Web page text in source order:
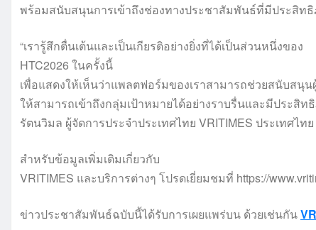
พร้อมสนับสนุนการเข้าถึงช่องทางประชาสัมพันธ์ที่มีประสิท
“เรารู้สึกตื่นเต้นและเป็นเกียรติอย่างยิ่งที่ได้เป็นส่วนหนึ่งของ
HTC2026 ในครั้งนี้
เพื่อแสดงให้เห็นว่าแพลตฟอร์มของเราสามารถช่วยสนับสนุ
ให้สามารถเข้าถึงกลุ่มเป้าหมายได้อย่างราบรื่นและมีประสิท
รัตนวิมล ผู้จัดการประจำประเทศไทย VRITIMES ประเทศไท
สำหรับข้อมูลเพิ่มเติมเกี่ยวกับ
VRITIMES และบริการต่างๆ โปรดเยี่ยมชมที่ https://
ข่าวประชาสัมพันธ์ฉบับนี้ได้รับการเผยแพร่บน ด้วยเช่นกัน